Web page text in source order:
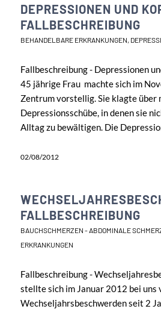
DEPRESSIONEN UND
FALLBESCHREIBUNG
BEHANDELBARE ERKRANKUNGEN,
Fallbeschreibung - Depressionen
45 jährige Frau machte sich im
Zentrum vorstellig. Sie klagte über
Depressionsschübe, in denen sie
Alltag zu bewältigen. Die
02/08/2012
FALLBESCHREIBUNG
BAUCHSCHMERZEN - ABDOMINALE
ERKRANKUNGEN
Fallbeschreibung -
stellte sich im Januar 2012 bei uns
Wechseljahrsbeschwerden seit 2